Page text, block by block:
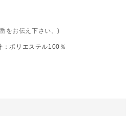
をお伝え下さい。)
ポリエステル100％